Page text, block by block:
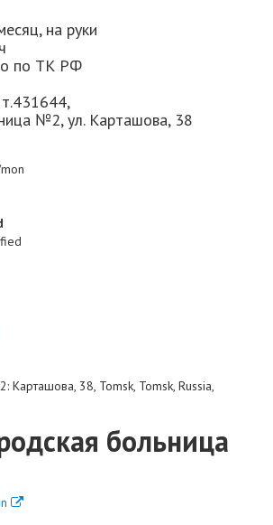
на руки
по ТК РФ
№2, ул. Карташова, 38
: Карташова, 38, Tomsk, Tomsk, Russia,
больница